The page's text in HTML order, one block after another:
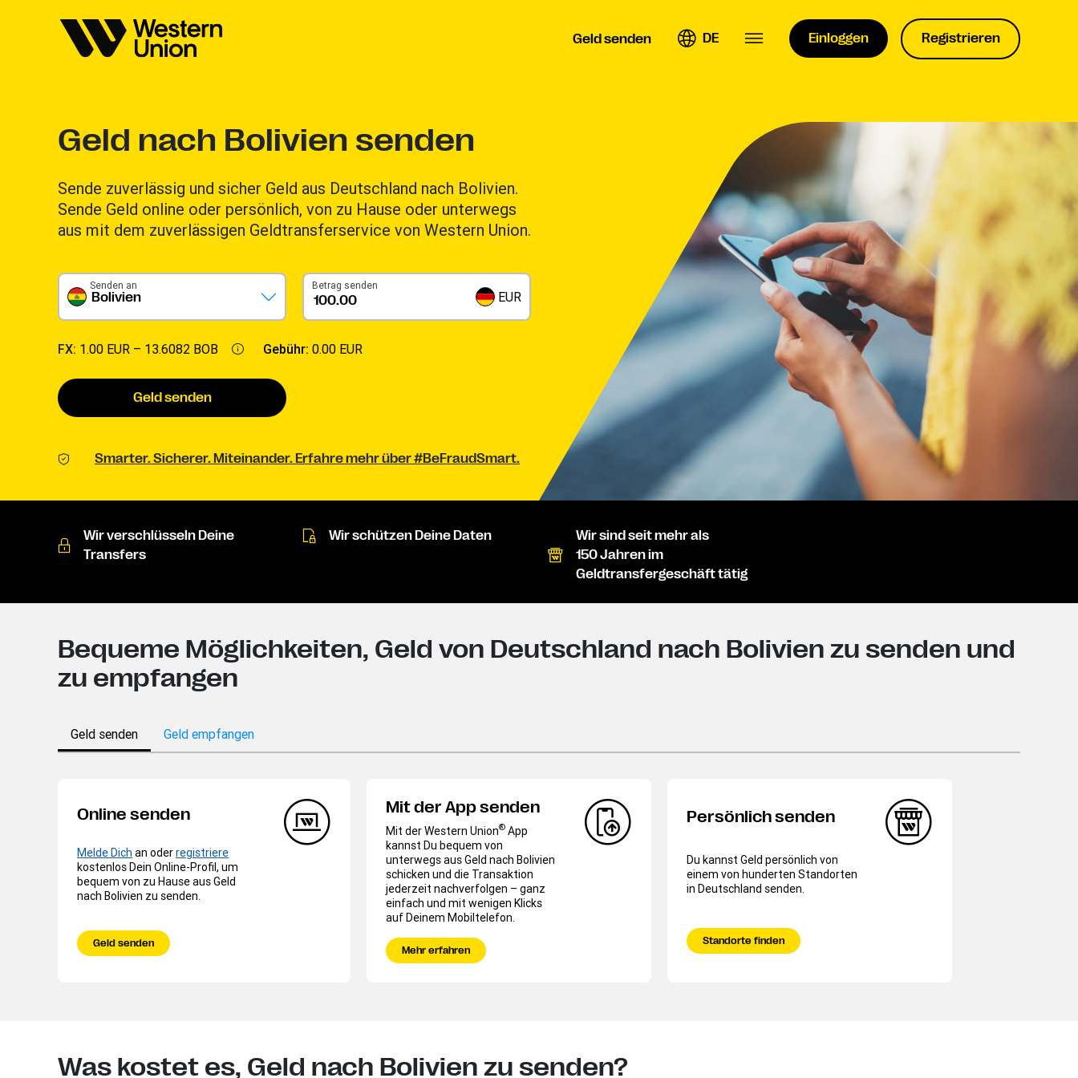
Geld senden DE Einloggen Registrieren
Geld nach Bolivien senden
Sende zuverlässig und sicher Geld aus Deutschland nach Bolivien.
Sende Geld online oder persönlich, von zu Hause oder unterwegs
aus mit dem zuverlässigen Geldtransferservice von Western Union.
Bolivien
Senden an Betrag senden
EUR
FX: 1.00 EUR – 13.6082 BOB Gebühr: 0.00 EUR
Geld senden
Smarter. Sicherer. Miteinander. Erfahre mehr über #BeFraudSmart.
Wir verschlüsseln Deine
Transfers
Wir schützen Deine Daten
Wir sind seit mehr als
150 Jahren im
Geldtransfergeschäft tätig
Bequeme Möglichkeiten, Geld von Deutschland nach Bolivien zu senden und
zu empfangen
Geld senden Geld empfangen
Online senden
Melde Dich an oderregistriere
kostenlos Dein Online-Profil, um
bequem von zu Hause aus Geld
nach Bolivien zu senden.
Geld senden
Mit der App senden
Mit der Western Union® App
kannst Du bequem von
unterwegs aus Geld nach Bolivien
schicken und die Transaktion
jederzeit nachverfolgen – ganz
einfach und mit wenigen Klicks
auf Deinem Mobiltelefon.
Mehr erfahren
Persönlich senden
Du kannst Geld persönlich von
einem von hunderten Standorten
in Deutschland senden.
Standorte finden
Was kostet es, Geld nach Bolivien zu senden?